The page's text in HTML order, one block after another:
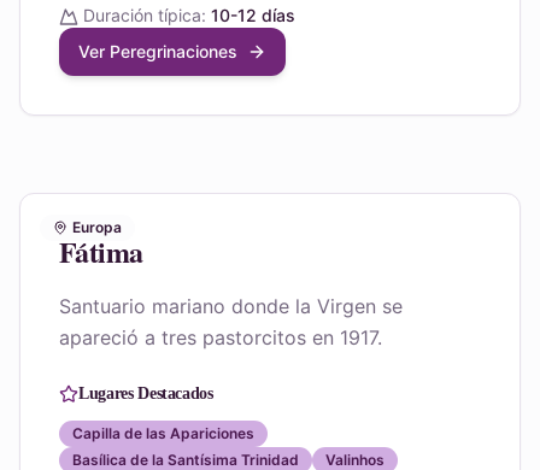
Duración típica: 10-12 días
Ver Peregrinaciones
Europa
Fátima
Santuario mariano donde la Virgen se
apareció a tres pastorcitos en 1917.
Lugares Destacados
Capilla de las Apariciones
Basílica de la Santísima Trinidad
Valinhos